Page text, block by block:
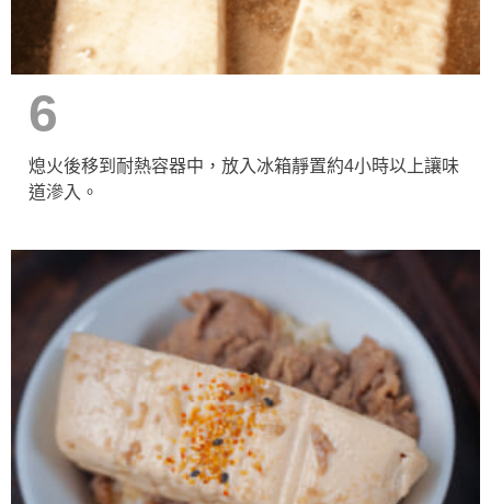
6
熄火後移到耐熱容器中，放入冰箱靜置約4小時以上讓味
道滲入。